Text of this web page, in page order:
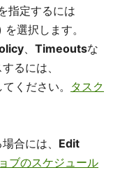
指定するには
を選択します。
、 Timeoutsな
るには、
ください。 タスク
合には、 Edit
ブのスケジュール